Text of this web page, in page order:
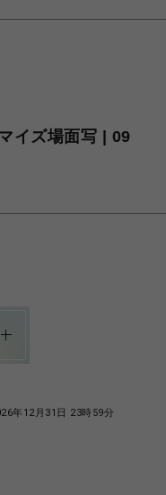
イズ場面写 | 09
年12月31日 23時59分